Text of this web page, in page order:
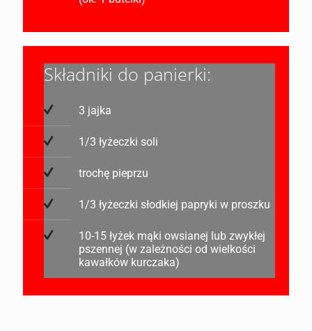
Składniki do panierki:
3 jajka
1/3 łyżeczki soli
trochę pieprzu
1/3 łyżeczki słodkiej papryki w proszku
10-15 łyżek mąki owsianej lub zwykłej
pszennej (w zależności od wielkości
kawałków kurczaka)